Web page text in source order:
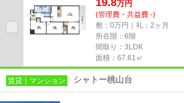
万円
(管理費・共益費 -)
敷：0万円｜礼：2ヶ月
所在階：6階
間取り：3LDK
面積：67.61㎡
賃貸｜マンション シャトー桃山台